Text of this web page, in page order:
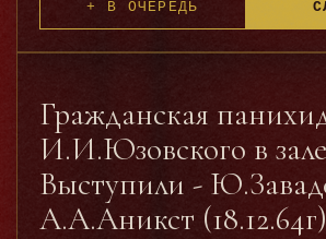
http://ru.wikipedia.org/wiki/
Жаров,_Михаил_Иванович
архивных материалов, снятых в
- Михаил Ромм также получил
наград, и сам фильм широко
профессиональным
достижение в области
+ В ОЧЕРЕДЬ
Гражданская
И.И.Юзовского в
Выступили -
А.А.Аникст (18.12.64г)